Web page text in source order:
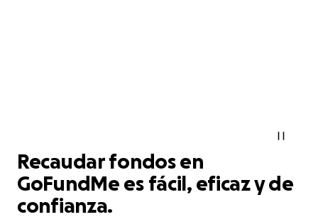
Recaudar fondos en
GoFundMe es fácil, eficaz y de
confianza.